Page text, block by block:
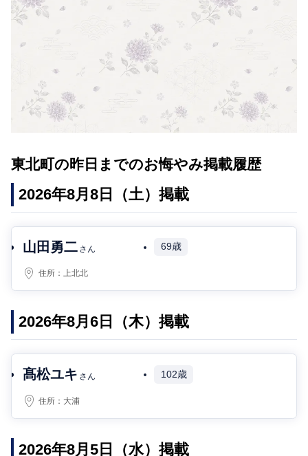
東北町の昨日までのお悔やみ掲載履歴
2026年8月8日（土）掲載
山田勇二 さん 69歳
住所：上北北
2026年8月6日（木）掲載
髙松ユキ さん 102歳
住所： 大浦
2026年8月5日（水）掲載